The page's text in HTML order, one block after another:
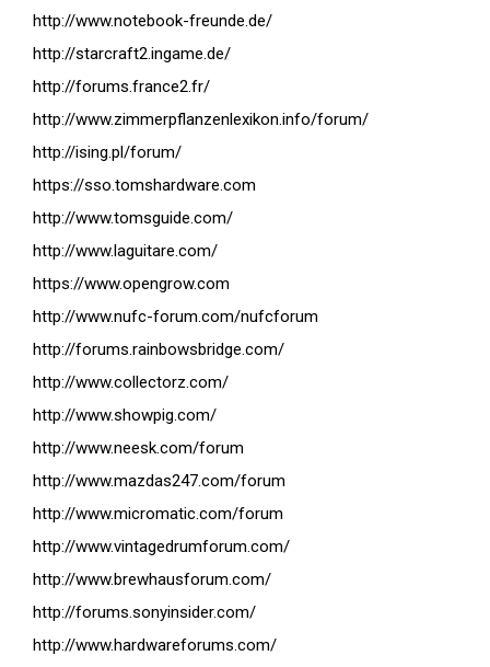
http://www.notebook-freunde.de/
http://starcraft2.ingame.de/
http://forums.france2.fr/
http://www.zimmerpflanzenlexikon.info/forum/
http://ising.pl/forum/
https://sso.tomshardware.com
http://www.tomsguide.com/
http://www.laguitare.com/
https://www.opengrow.com
http://www.nufc-forum.com/nufcforum
http://forums.rainbowsbridge.com/
http://www.collectorz.com/
http://www.showpig.com/
http://www.neesk.com/forum
http://www.mazdas247.com/forum
http://www.micromatic.com/forum
http://www.vintagedrumforum.com/
http://www.brewhausforum.com/
http://forums.sonyinsider.com/
http://www.hardwareforums.com/